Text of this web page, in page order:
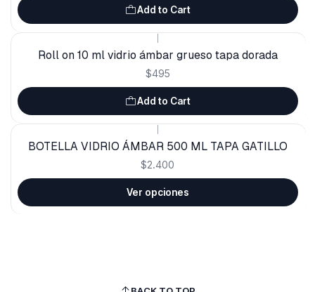
Add to Cart
Roll on 10 ml vidrio ámbar grueso tapa dorada
$495
Add to Cart
BOTELLA VIDRIO ÁMBAR 500 ML TAPA GATILLO
$2.400
Ver opciones